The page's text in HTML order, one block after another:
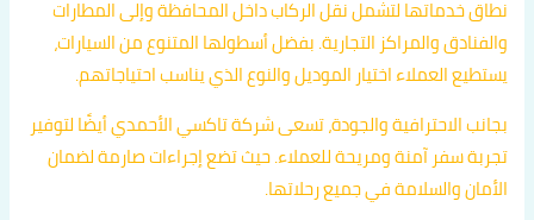
نطاق خدماتها لتشمل نقل الركاب داخل المحافظة وإلى المطارات
والفنادق والمراكز التجارية. بفضل أسطولها المتنوع من السيارات،
يستطيع العملاء اختيار الموديل والنوع الذي يناسب احتياجاتهم.
بجانب الاحترافية والجودة، تسعى شركة تاكسي الأحمدي أيضًا لتوفير
تجربة سفر آمنة ومريحة للعملاء. حيث تضع إجراءات صارمة لضمان
الأمان والسلامة في جميع رحلاتها.